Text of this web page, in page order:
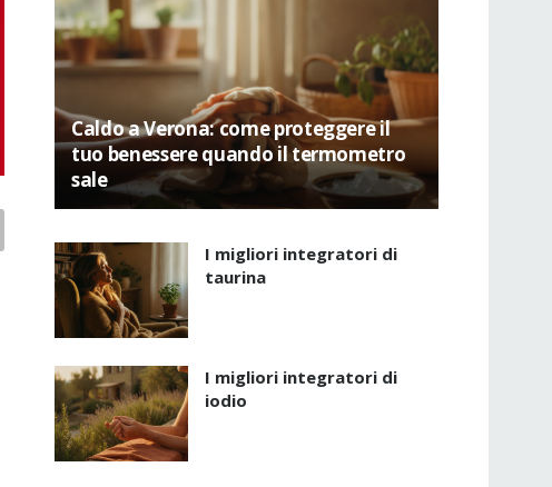
Caldo a Verona: come proteggere il
tuo benessere quando il termometro
sale
I migliori integratori di
taurina
I migliori integratori di
iodio